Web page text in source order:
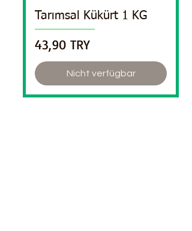
Tarımsal Kükürt 1 KG
Preis
43,90 TRY
Nicht verfügbar